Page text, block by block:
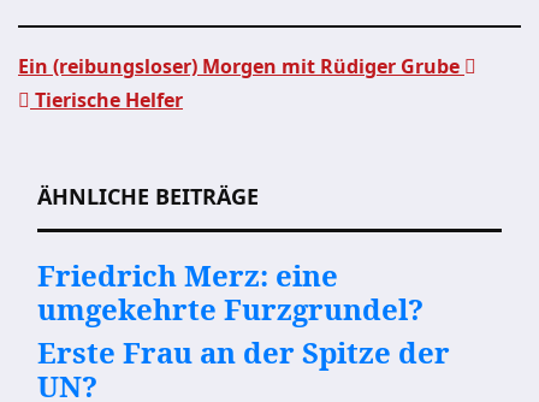
Ein (reibungsloser) Morgen mit Rüdiger Grube
Tierische Helfer
ÄHNLICHE BEITRÄGE
Friedrich Merz: eine
umgekehrte Furzgrundel?
Erste Frau an der Spitze der
UN?